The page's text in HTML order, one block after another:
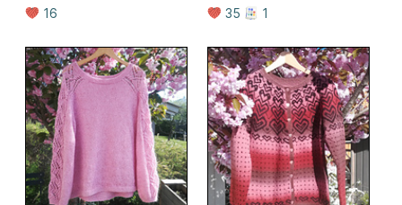
16
35
1